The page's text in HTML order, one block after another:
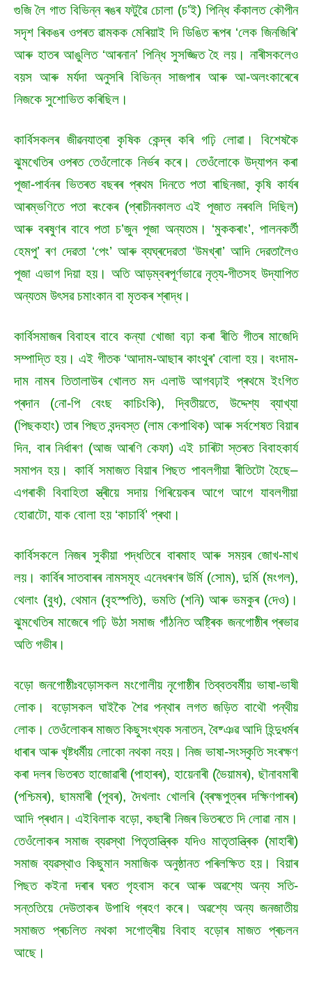
গুজি লৈ গাত বিভিন্ন ৰঙৰ ফটুৱৈ চোলা (চ’ই) পিন্ধি কঁকালত কৌপীন
সদৃশ ৰিকঙৰ ওপৰত ৱামকক মেৰিয়াই দি ডিঙিত ৰূপৰ ‘লেক জিনজিৰি’
আৰু হাতৰ আঙুলিত ‘আৰনান’ পিন্ধি সুসজ্জিত হৈ লয়। নাৰীসকলেও
বয়স আৰু মৰ্যদা অনুসৰি বিভিন্ন সাজপাৰ আৰু আ-অলংকাৰেৰে
নিজকে সুশোভিত কৰিছিল।
কাৰ্বিসকলৰ জীৱনযাত্ৰা কৃষিক কেন্দ্ৰ কৰি গঢ়ি লোৱা। বিশেষকৈ
ঝুমখেতিৰ ওপৰত তেওঁলোকে নিৰ্ভৰ কৰে। তেওঁলোকে উদ্‌যাপন কৰা
পূজা-পাৰ্বনৰ ভিতৰত বছৰৰ প্ৰথম দিনতে পতা ৰাছিনজা, কৃষি কাৰ্যৰ
আৰম্ভণিতে পতা ৰংকেৰ (প্ৰাচীনকালত এই পূজাত নৰবলি দিছিল)
আৰু বৰষুণৰ বাবে পতা চ’জুন পূজা অন্যতম। ‘মুককৰাং’, পালনকৰ্তী
হেমপু’ ৰণ দেৱতা ‘পেং’ আৰু ব্যঘ্ৰদেৱতা ‘উমখ্ৰা’ আদি দেৱতালৈও
পূজা এভাগ দিয়া হয়। অতি আড়ম্বৰপূৰ্ণভাৱে নৃত্য-গীতসহ উদ্‌যাপিত
অন্যতম উৎসৱ চমাংকান বা মৃতকৰ শ্ৰাদ্ধ।
কাৰ্বিসমাজৰ বিবাহৰ বাবে কন্যা খোজা বঢ়া কৰা ৰীতি গীতৰ মাজেদি
সম্পাদি্ত হয়। এই গীতক ‘আদাম-আছাৰ কাংথুৰ’ বোলা হয়। বংদাম-
দাম নামৰ তিতালাউৰ খোলত মদ এলাউ আগবঢ়াই প্ৰথমে ইংগিত
প্ৰদান (নো-পি বেংছ কাচিংকি), দ্বিতীয়তে, উদ্দেশ্য ব্যাখ্যা
(পিছকহাং) তাৰ পিছত বন্দবস্ত (লাম কেপাথিক) আৰু সৰ্বশেষত বিয়াৰ
দিন, বাৰ নিৰ্ধাৰণ (আজ আৰণি কেফা) এই চাৰিটা স্তৰত বিবাহকাৰ্য
সমাপন হয়। কাৰ্বি সমাজত বিয়াৰ পিছত পাবলগীয়া ৰীতিটো হৈছে–
এগৰাকী বিবাহিতা স্ত্ৰীয়ে সদায় গিৰিয়েকৰ আগে আগে যাবলগীয়া
হোৱাটো, যাক বোলা হয় ‘কাচাৰ্বি’ প্ৰথা।
কাৰ্বিসকলে নিজৰ সুকীয়া পদ্ধতিৰে বাৰমাহ আৰু সময়ৰ জোখ-মাখ
লয়। কাৰ্বিৰ সাতবাৰৰ নামসমূহ এনেধৰণৰ উৰ্মি (সোম), দুৰ্মি (মংগল),
থেলাং (বুধ), থেমান (বৃহস্পতি), ভমতি (শনি) আৰু ভমকুৰ (দেও)।
ঝুমখেতিৰ মাজেৰে গঢ়ি উঠা সমাজ গাঁঠনিত অষ্ট্ৰিক জনগোষ্ঠীৰ প্ৰভাৱ
অতি গভীৰ।
বড়ো জনগোষ্ঠীঃবড়োসকল মংগোলীয় নৃগোষ্ঠীৰ তিব্বতবৰ্মীয় ভাষা-ভাষী
লোক। বড়োসকল ঘাইকৈ শৈৱ পন্থাৰ লগত জড়িত বাথৌ পন্থীয়
লোক। তেওঁলোকৰ মাজত কিছুসংখ্যক সনাতন, বৈষ্ঞৱ আদি হিন্দুধৰ্মৰ
ধাৰাৰ আৰু খৃষ্টধৰ্মীয় লোকো নথকা নহয়। নিজ ভাষা-সংস্কৃতি সংৰক্ষণ
কৰা দলৰ ভিতৰত হাজোৱাৰী (পাহাৰৰ), হায়েনাৰী (ভৈয়ামৰ), ছৗনাবমাৰী
(পশ্চিমৰ), ছামমাৰী (পূবৰ), দৈখলাং খোলৰি (ব্ৰহ্মপুত্ৰৰ দক্ষিণপাৰৰ)
আদি প্ৰধান। এইবিলাক বড়ো, কছাৰী নিজৰ ভিতৰতে দি লোৱা নাম।
তেওঁলোকৰ সমাজ ব্যৱস্থা পিতৃতান্ত্ৰিক যদিও মাতৃতান্ত্ৰিক (মাহাৰী)
সমাজ ব্যৱস্থাও কিছুমান সমাজিক অনুষ্ঠানত পৰিলক্ষিত হয়। বিয়াৰ
পিছত কইনা দৰাৰ ঘৰত গৃহবাস কৰে আৰু অৱশ্যে অন্য সতি-
সন্ততিয়ে দেউতাকৰ উপাধি গ্ৰহণ কৰে। অৱশ্যে অন্য জনজাতীয়
সমাজত প্ৰচলিত নথকা সগোত্ৰীয় বিবাহ বড়োৰ মাজত প্ৰচলন
আছে।